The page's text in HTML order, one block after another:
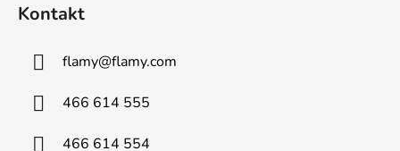
Kontakt
flamy@flamy.com
466 614 555
466 614 554